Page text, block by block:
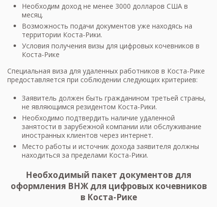
Необходим доход не менее 3000 долларов США в
месяц.
Возможность подачи документов уже находясь на
территории Коста-Рики.
Условия получения визы для цифровых кочевников в
Коста-Рике
Специальная виза для удаленных работников в Коста-Рике
предоставляется при соблюдении следующих критериев:
Заявитель должен быть гражданином третьей страны,
не являющимся резидентом Коста-Рики.
Необходимо подтвердить наличие удаленной
занятости в зарубежной компании или обслуживание
иностранных клиентов через интернет.
Место работы и источник дохода заявителя должны
находиться за пределами Коста-Рики.
Необходимый пакет документов для
оформления ВНЖ для цифровых кочевников
в Коста-Рике